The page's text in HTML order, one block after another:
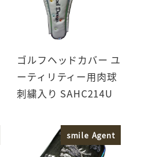
ゴルフヘッドカバー ユ
ーティリティー用肉球
刺繍入り SAHC214U
smile Agent